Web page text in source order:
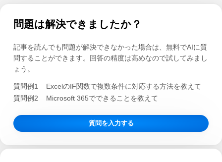
問題は解決できましたか？
記事を読んでも問題が解決できなかった場合は、無料でAIに質
問することができます。回答の精度は高めなので試してみまし
ょう。
質問例1
ExcelのIF関数で複数条件に対応する方法を教えて
質問例2
Microsoft 365でできることを教えて
質問を入力する